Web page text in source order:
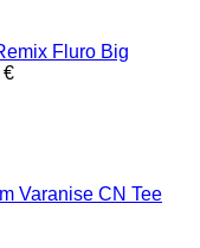
Fluro Big
€
Varanise CN Tee